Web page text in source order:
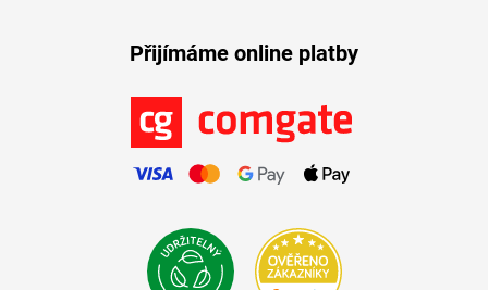
Přijímáme online platby